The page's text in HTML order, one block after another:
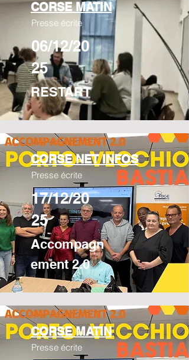
CORSE MATIN
Presse écrite
06/12/20
25
RESTART
CORSE NET INFOS
Presse écrite
17/12/20
25
Accompagn
ement 2.0
CORSE MATIN
Presse écrite